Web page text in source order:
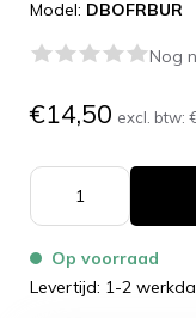
Model: DBOFRBUR
Nog
€14,50 excl. btw:
Op voorraad
Levertijd: 1-2